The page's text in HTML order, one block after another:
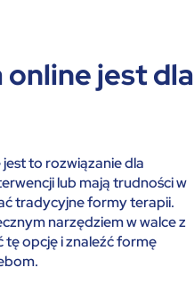
jest dla
to rozwiązanie dla
lub mają trudności w
tradycyjne formy terapii.
narzędziem w walce z
opcję i znaleźć formę